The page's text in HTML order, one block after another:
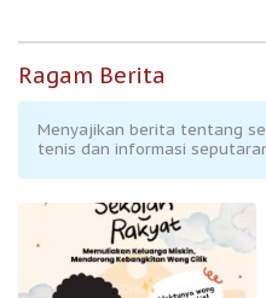
Ragam Berita
Menyajikan berita tentang
tenis dan informasi